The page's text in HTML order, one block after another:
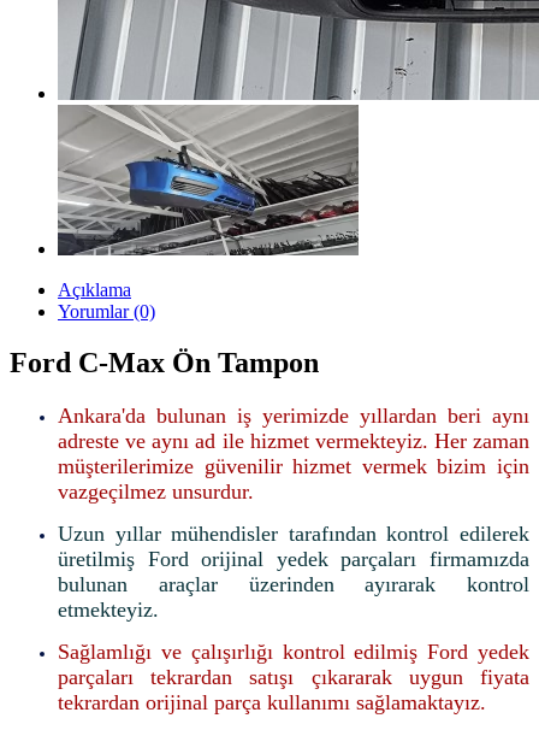
Açıklama
Yorumlar (0)
Ford C-Max Ön Tampon
Ankara'da bulunan iş yerimizde yıllardan beri aynı
adreste ve aynı ad ile hizmet vermekteyiz. Her zaman
müşterilerimize güvenilir hizmet vermek bizim için
vazgeçilmez unsurdur.
Uzun yıllar mühendisler tarafından kontrol edilerek
üretilmiş Ford orijinal yedek parçaları firmamızda
bulunan araçlar üzerinden ayırarak kontrol
etmekteyiz.
Sağlamlığı ve çalışırlığı kontrol edilmiş Ford yedek
parçaları tekrardan satışı çıkararak uygun fiyata
tekrardan orijinal parça kullanımı sağlamaktayız.